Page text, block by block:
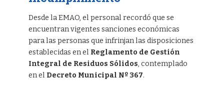
Desde la EMAO, el personal recordó que se
encuentran vigentes sanciones económicas
para las personas que infrinjan las disposiciones
establecidas en el Reglamento de Gestión
Integral de Residuos Sólidos, contemplado
en el Decreto Municipal Nº 367.